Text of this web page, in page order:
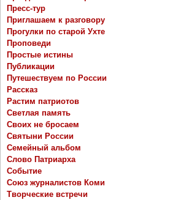
Пресс-тур
Приглашаем к разговору
Прогулки по старой Ухте
Проповеди
Простые истины
Публикации
Путешествуем по России
Рассказ
Растим патриотов
Светлая память
Своих не бросаем
Святыни России
Семейный альбом
Слово Патриарха
Событие
Союз журналистов Коми
Творческие встречи